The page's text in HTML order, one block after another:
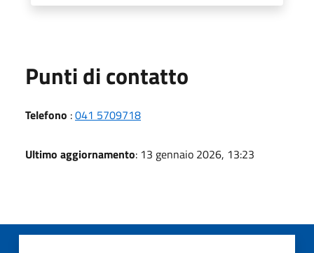
Punti di contatto
Telefono :041 5709718
Ultimo aggiornamento: 13 gennaio 2026, 13:23